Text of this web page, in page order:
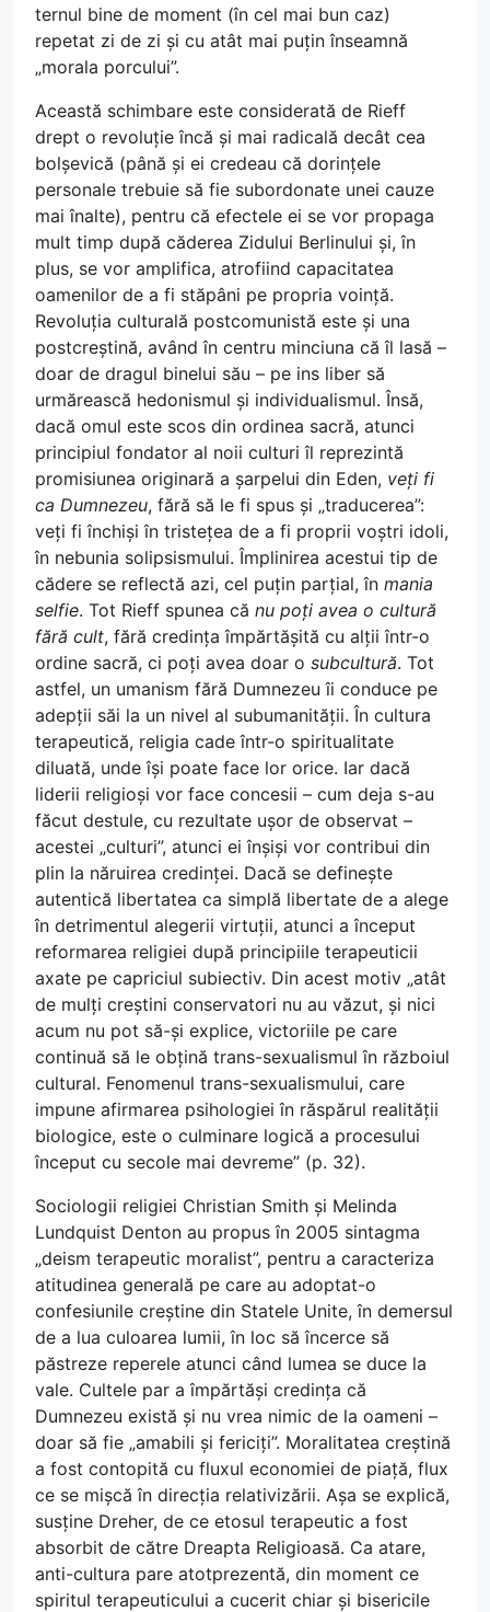
ternul bine de moment (în cel mai bun caz)
repetat zi de zi și cu atât mai puțin înseamnă
„morala porcului”.
Această schimbare este considerată de Rieff
drept o revoluție încă și mai radicală decât cea
bolșevică (până și ei credeau că dorințele
personale trebuie să fie subordonate unei cauze
mai înalte), pentru că efectele ei se vor propaga
mult timp după căderea Zidului Berlinului și, în
plus, se vor amplifica, atrofiind capacitatea
oamenilor de a fi stăpâni pe propria voință.
Revoluția culturală postcomunistă este și una
postcreștină, având în centru minciuna că îl lasă –
doar de dragul binelui său – pe ins liber să
urmărească hedonismul și individualismul. Însă,
dacă omul este scos din ordinea sacră, atunci
principiul fondator al noii culturi îl reprezintă
promisiunea originară a șarpelui din Eden, veți fi
ca Dumnezeu, fără să le fi spus și „traducerea”:
veți fi închiși în tristețea de a fi proprii voștri idoli,
în nebunia solipsismului. Împlinirea acestui tip de
cădere se reflectă azi, cel puțin parțial, în mania
selfie. Tot Rieff spunea că nu poți avea o cultură
fără cult, fără credința împărtășită cu alții într-o
ordine sacră, ci poți avea doar o subcultură. Tot
astfel, un umanism fără Dumnezeu îi conduce pe
adepții săi la un nivel al subumanității. În cultura
terapeutică, religia cade într-o spiritualitate
diluată, unde își poate face lor orice. Iar dacă
liderii religioși vor face concesii – cum deja s-au
făcut destule, cu rezultate ușor de observat –
acestei „culturi”, atunci ei înșiși vor contribui din
plin la năruirea credinței. Dacă se definește
autentică libertatea ca simplă libertate de a alege
în detrimentul alegerii virtuții, atunci a început
reformarea religiei după principiile terapeuticii
axate pe capriciul subiectiv. Din acest motiv „atât
de mulți creștini conservatori nu au văzut, și nici
acum nu pot să-și explice, victoriile pe care
continuă să le obțină trans-sexualismul în războiul
cultural. Fenomenul trans-sexualismului, care
impune afirmarea psihologiei în răspărul realității
biologice, este o culminare logică a procesului
început cu secole mai devreme” (p. 32).
Sociologii religiei Christian Smith și Melinda
Lundquist Denton au propus în 2005 sintagma
„deism terapeutic moralist”, pentru a caracteriza
atitudinea generală pe care au adoptat-o
confesiunile creștine din Statele Unite, în demersul
de a lua culoarea lumii, în loc să încerce să
păstreze reperele atunci când lumea se duce la
vale. Cultele par a împărtăși credința că
Dumnezeu există și nu vrea nimic de la oameni –
doar să fie „amabili și fericiți”. Moralitatea creștină
a fost contopită cu fluxul economiei de piață, flux
ce se mișcă în direcția relativizării. Așa se explică,
susține Dreher, de ce etosul terapeutic a fost
absorbit de către Dreapta Religioasă. Ca atare,
anti-cultura pare atotprezentă, din moment ce
spiritul terapeuticului a cucerit chiar și bisericile